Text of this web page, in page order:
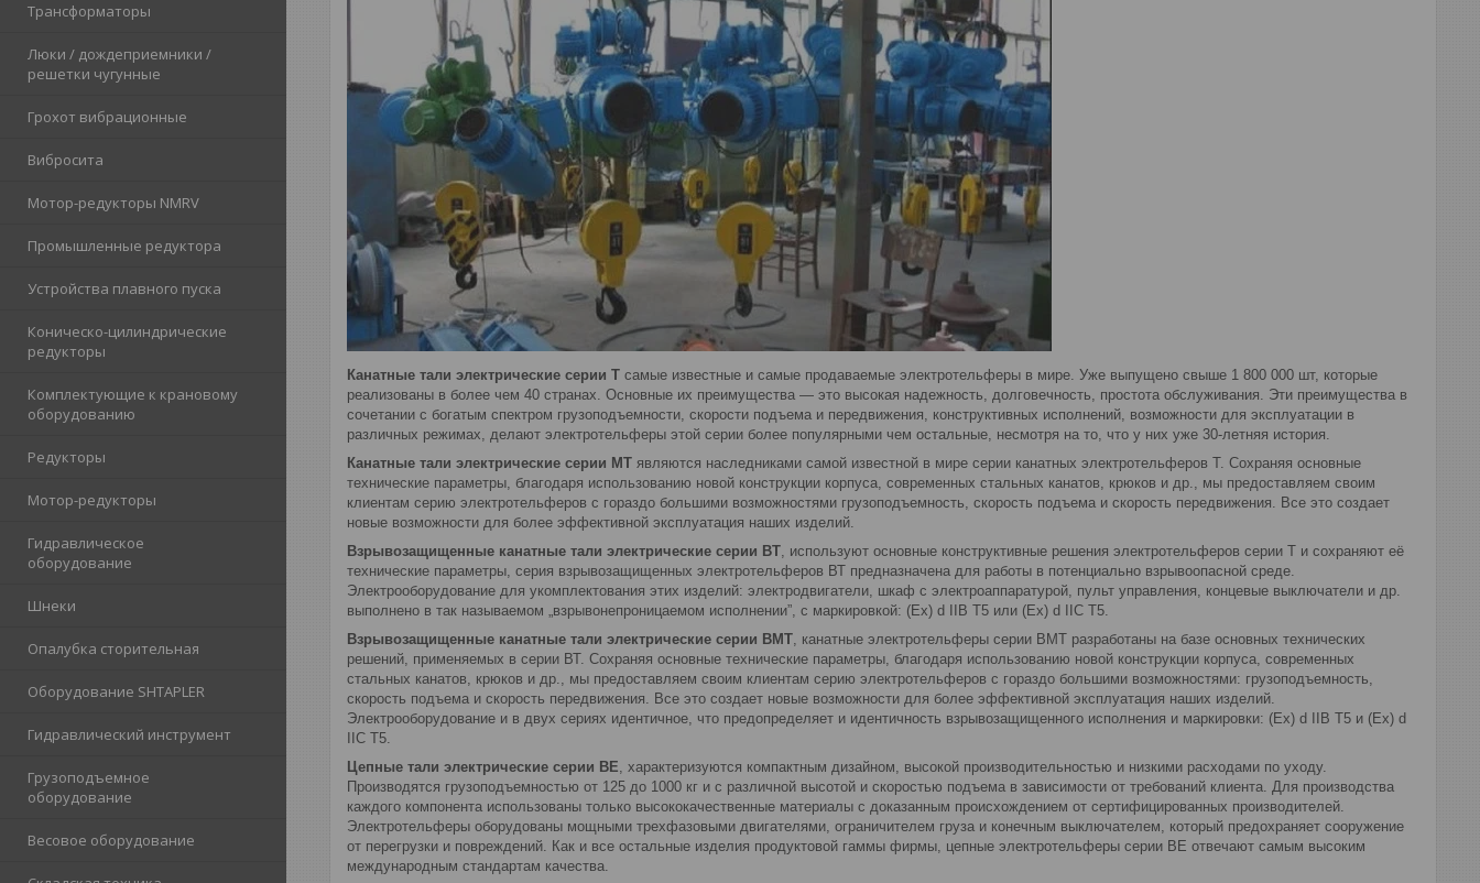
Трансформаторы
Люки / дождеприемники /
решетки чугунные
Грохот вибрационные
Вибросита
Мотор-редукторы NMRV
Промышленные редуктора
Устройства плавного пуска
Коническо-цилиндрические
редукторы
Комплектующие к крановому
оборудованию
Редукторы
Мотор-редукторы
Гидравлическое
оборудование
Шнеки
Опалубка сторительная
Оборудование SHTAPLER
Гидравлический инструмент
Грузоподъемное
оборудование
Весовое оборудование
Канатные тали электрические серии Т самые известные и самые продаваемые электротельферы в мире. Уже выпущено свыше 1 800 000 шт, которые
реализованы в более чем 40 странах. Основные их преимущества — это высокая надежность, долговечность, простота обслуживания. Эти преимущества в
сочетании с богатым спектром грузоподъемности, скорости подъема и передвижения, конструктивных исполнений, возможности для эксплуатации в
различных режимах, делают электротельферы этой серии более популярными чем остальные, несмотря на то, что у них уже 30-летняя история.
Канатные тали электрические серии МТ являются наследниками самой известной в мире серии канатных электротельферов Т. Сохраняя основные
технические параметры, благодаря использованию новой конструкции корпуса, современных стальных канатов, крюков и др., мы предоставляем своим
клиентам серию электротельферов с гораздо большими возможностями грузоподъемность, скорость подъема и скорость передвижения. Все это создает
новые возможности для более эффективной эксплуатация наших изделий.
Взрывозащищенные канатные тали электрические серии ВТ , используют основные конструктивные решения электротельферов серии Т и сохраняют её
технические параметры, серия взрывозащищенных электротельферов ВТ предназначена для работы в потенциально взрывоопасной среде.
Электрооборудование для укомплектования этих изделий: электродвигатели, шкаф с электроаппаратурой, пульт управления, концевые выключатели и др.
выполнено в так называемом „взрывонепроницаемом исполнении”, с маркировкой: (Ех) d IIB T5 или (Ех) d IIC T5.
Взрывозащищенные канатные тали электрические серии ВМТ , канатные электротельферы серии BМТ разработаны на базе основных технических
решений, применяемых в серии ВТ. Сохраняя основные технические параметры, благодаря использованию новой конструкции корпуса, современных
стальных канатов, крюков и др., мы предоставляем своим клиентам серию электротельферов с гораздо большими возможностями: грузоподъемность,
скорость подъема и скорость передвижения. Все это создает новые возможности для более эффективной эксплуатация наших изделий.
Электрооборудование и в двух сериях идентичное, что предопределяет и идентичность взрывозащищенного исполнения и маркировки: (Ех) d IIB T5 и (Ех) d
IIC T5.
Цепные тали электрические серии ВЕ , характеризуются компактным дизайном, высокой производительностью и низкими расходами по уходу.
Производятся грузоподъемностью от 125 до 1000 кг и с различной высотой и скоростью подъема в зависимости от требований клиента. Для производства
каждого компонента использованы только высококачественные материалы с доказанным происхождением от сертифицированных производителей.
Электротельферы оборудованы мощными трехфазовыми двигателями, ограничителем груза и конечным выключателем, который предохраняет сооружение
от перегрузки и повреждений. Как и все остальные изделия продуктовой гаммы фирмы, цепные электротельферы серии ВЕ отвечают самым высоким
международным стандартам качества.